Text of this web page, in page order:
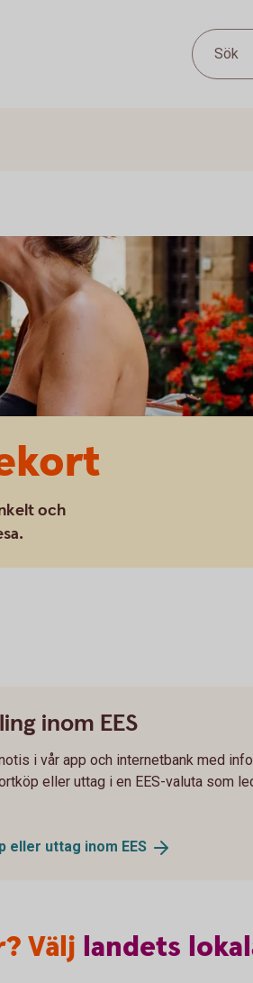
Sök
och
inom EES
i vår app och internetbank med
eller uttag i en EES-valuta som
eller uttag inom EES
Välj landets